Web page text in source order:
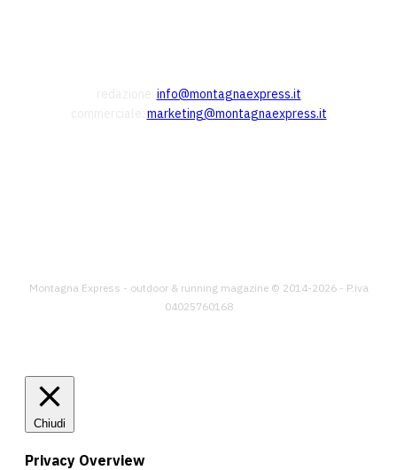
info@montagnaexpress.it
marketing@montagnaexpress.it
Montagna Express - outdoor & running magazine © 2014-2026 - P.iva
04025760168
Chiudi
Privacy Overview